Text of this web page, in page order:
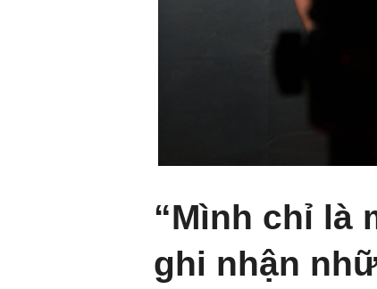
“Mình chỉ là
ghi nhận